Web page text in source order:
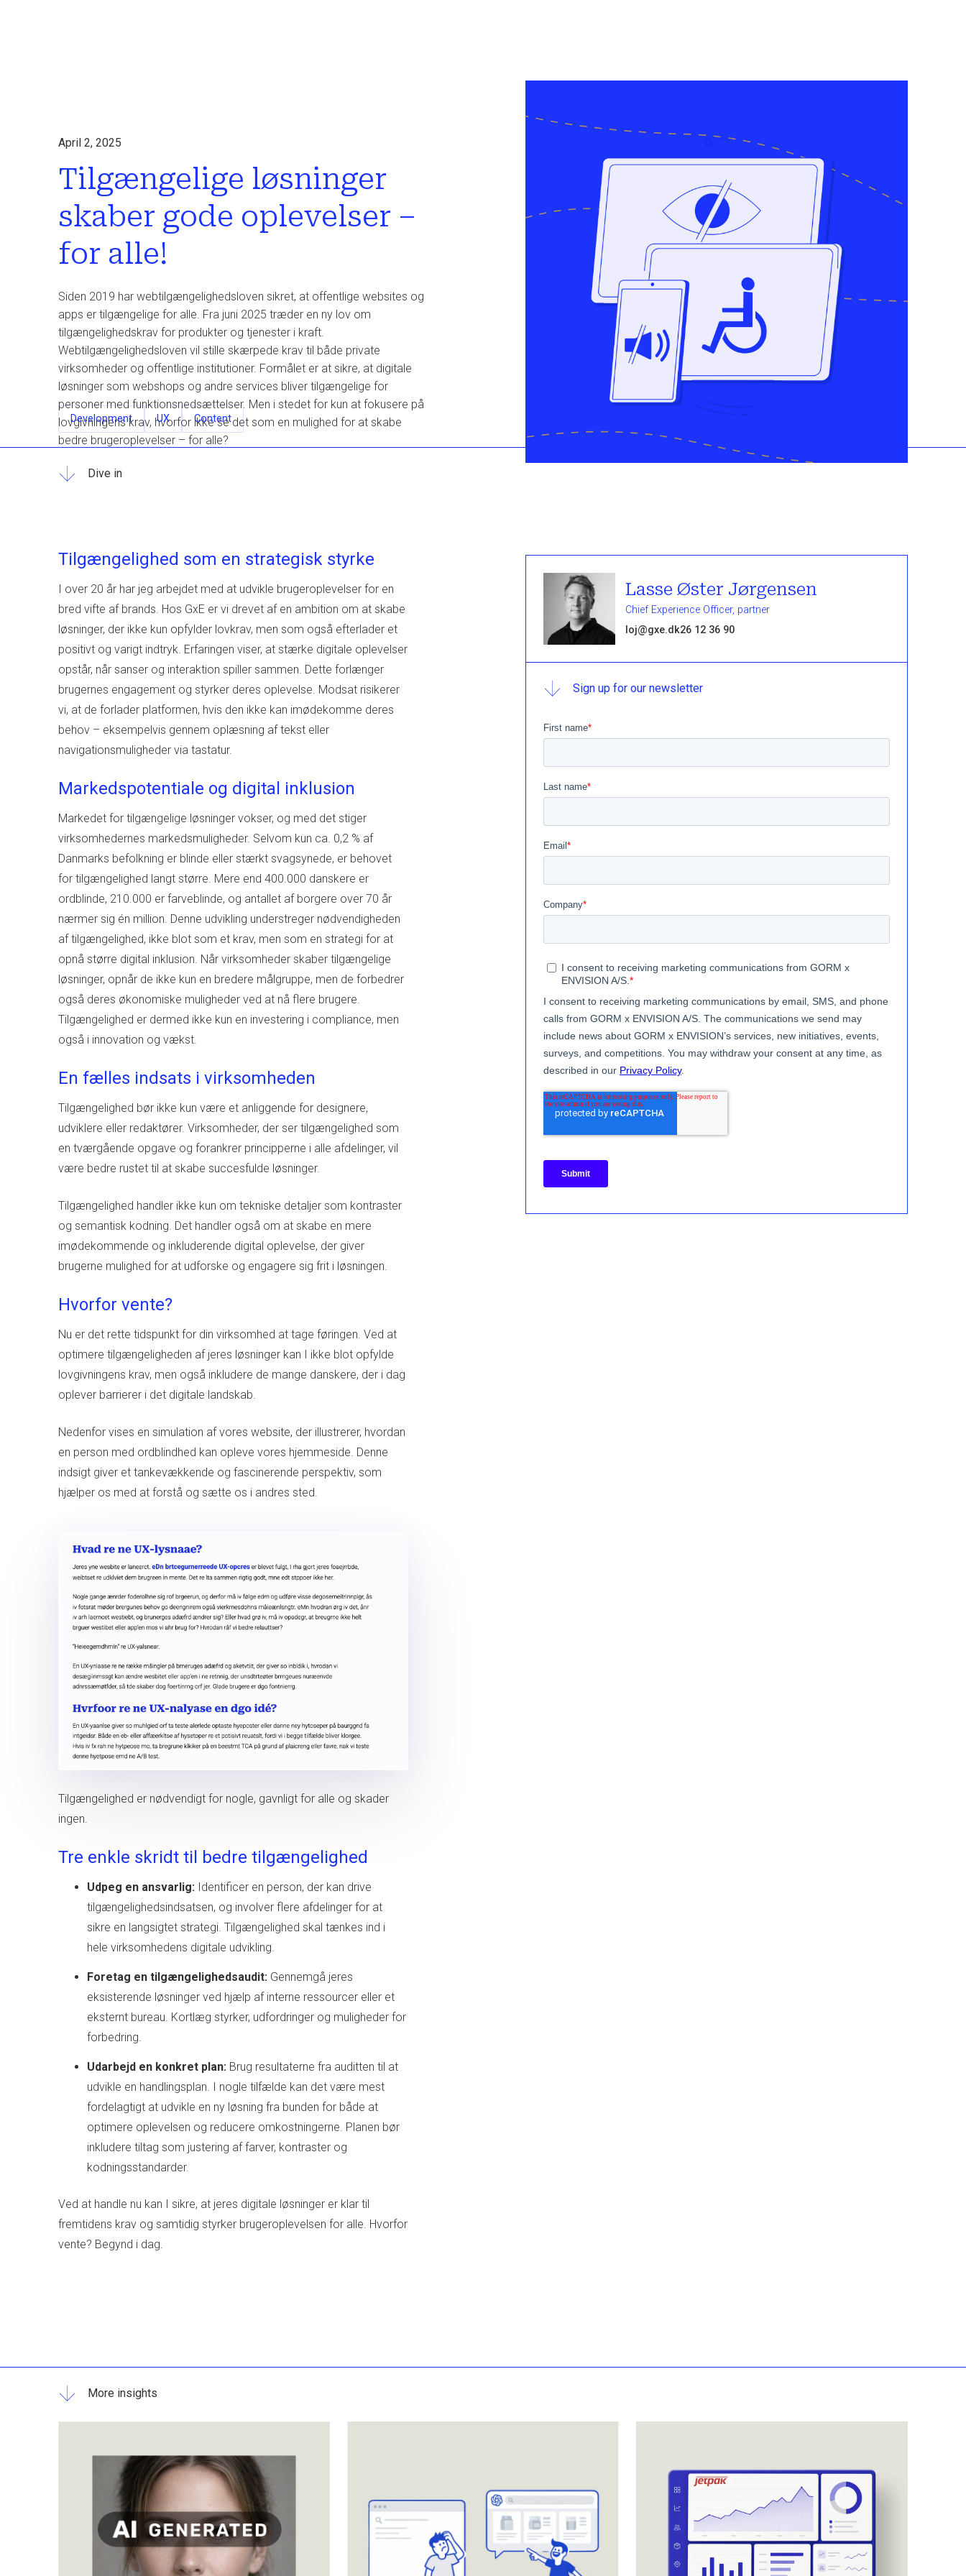
April 2, 2025
Tilgængelige løsninger
skaber gode oplevelser –
for alle!
Siden 2019 har webtilgængelighedsloven sikret, at offentlige websites og
apps er tilgængelige for alle. Fra juni 2025 træder en ny lov om
tilgængelighedskrav for produkter og tjenester i kraft.
Webtilgængelighedsloven vil stille skærpede krav til både private
virksomheder og offentlige institutioner. Formålet er at sikre, at digitale
løsninger som webshops og andre services bliver tilgængelige for
personer med funktionsnedsættelser. Men i stedet for kun at fokusere på
lovgivningens krav, hvorfor ikke se det som en mulighed for at skabe
bedre brugeroplevelser – for alle?
Development UX Content
Dive in
Tilgængelighed som en strategisk styrke
I over 20 år har jeg arbejdet med at udvikle brugeroplevelser for en
bred vifte af brands. Hos GxE er vi drevet af en ambition om at skabe
løsninger, der ikke kun opfylder lovkrav, men som også efterlader et
positivt og varigt indtryk. Erfaringen viser, at stærke digitale oplevelser
opstår, når sanser og interaktion spiller sammen. Dette forlænger
brugernes engagement og styrker deres oplevelse. Modsat risikerer
vi, at de forlader platformen, hvis den ikke kan imødekomme deres
behov – eksempelvis gennem oplæsning af tekst eller
navigationsmuligheder via tastatur.
Markedspotentiale og digital inklusion
Markedet for tilgængelige løsninger vokser, og med det stiger
virksomhedernes markedsmuligheder. Selvom kun ca. 0,2 % af
Danmarks befolkning er blinde eller stærkt svagsynede, er behovet
for tilgængelighed langt større. Mere end 400.000 danskere er
ordblinde, 210.000 er farveblinde, og antallet af borgere over 70 år
nærmer sig én million. Denne udvikling understreger nødvendigheden
af tilgængelighed, ikke blot som et krav, men som en strategi for at
opnå større digital inklusion. Når virksomheder skaber tilgængelige
løsninger, opnår de ikke kun en bredere målgruppe, men de forbedrer
også deres økonomiske muligheder ved at nå flere brugere.
Tilgængelighed er dermed ikke kun en investering i compliance, men
også i innovation og vækst.
En fælles indsats i virksomheden
Tilgængelighed bør ikke kun være et anliggende for designere,
udviklere eller redaktører. Virksomheder, der ser tilgængelighed som
en tværgående opgave og forankrer principperne i alle afdelinger, vil
være bedre rustet til at skabe succesfulde løsninger.
Tilgængelighed handler ikke kun om tekniske detaljer som kontraster
og semantisk kodning. Det handler også om at skabe en mere
imødekommende og inkluderende digital oplevelse, der giver
brugerne mulighed for at udforske og engagere sig frit i løsningen.
Hvorfor vente?
Nu er det rette tidspunkt for din virksomhed at tage føringen. Ved at
optimere tilgængeligheden af jeres løsninger kan I ikke blot opfylde
lovgivningens krav, men også inkludere de mange danskere, der i dag
oplever barrierer i det digitale landskab.
Nedenfor vises en simulation af vores website, der illustrerer, hvordan
en person med ordblindhed kan opleve vores hjemmeside. Denne
indsigt giver et tankevækkende og fascinerende perspektiv, som
hjælper os med at forstå og sætte os i andres sted.
Tilgængelighed er nødvendigt for nogle, gavnligt for alle og skader
ingen.
Tre enkle skridt til bedre tilgængelighed
Udpeg en ansvarlig: Identificer en person, der kan drive
tilgængelighedsindsatsen, og involver flere afdelinger for at
sikre en langsigtet strategi. Tilgængelighed skal tænkes ind i
hele virksomhedens digitale udvikling.
Foretag en tilgængelighedsaudit: Gennemgå jeres
eksisterende løsninger ved hjælp af interne ressourcer eller et
eksternt bureau. Kortlæg styrker, udfordringer og muligheder for
forbedring.
Udarbejd en konkret plan: Brug resultaterne fra auditten til at
udvikle en handlingsplan. I nogle tilfælde kan det være mest
fordelagtigt at udvikle en ny løsning fra bunden for både at
optimere oplevelsen og reducere omkostningerne. Planen bør
inkludere tiltag som justering af farver, kontraster og
kodningsstandarder.
Ved at handle nu kan I sikre, at jeres digitale løsninger er klar til
fremtidens krav og samtidig styrker brugeroplevelsen for alle. Hvorfor
vente? Begynd i dag.
Lasse Øster Jørgensen
Chief Experience Officer, partner
loj@gxe.dk26 12 36 90
Sign up for our newsletter
More insights